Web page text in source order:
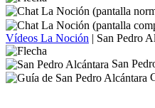
Vídeos La Noción | San Pedro
San